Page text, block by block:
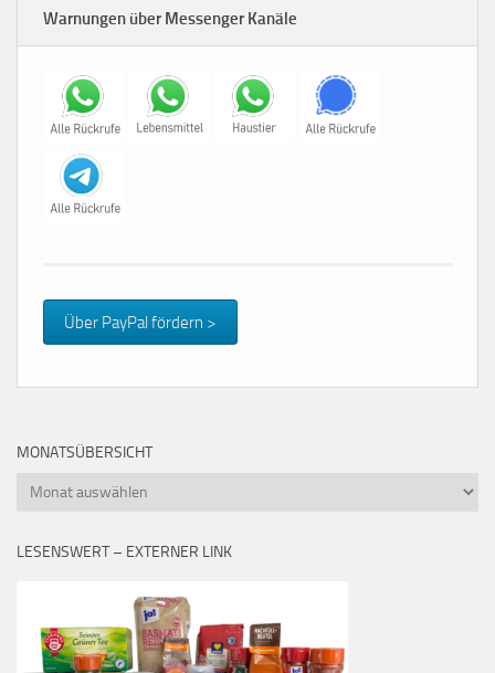
Warnungen über Messenger Kanäle
Über PayPal fördern >
MONATSÜBERSICHT
Monatsübersicht
LESENSWERT – EXTERNER LINK